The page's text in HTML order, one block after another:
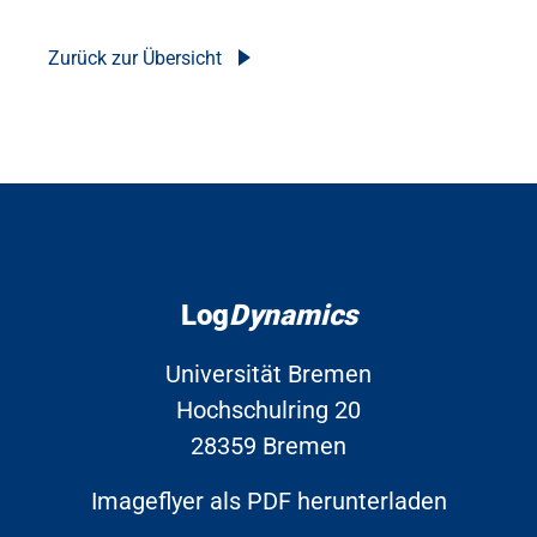
Zurück zur Übersicht
LogDynamics
Universität Bremen
Hochschulring 20
28359 Bremen
Imageflyer als PDF herunterladen